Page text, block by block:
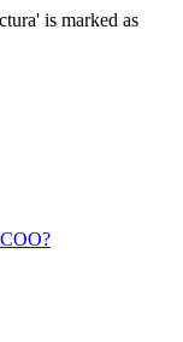
is marked as